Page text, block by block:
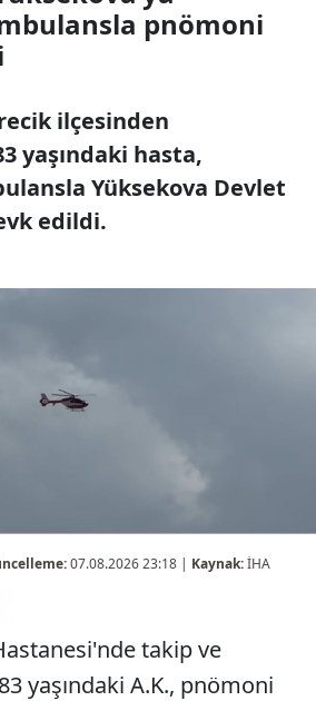
pnömoni
ilçesinden
yaşındaki hasta,
Yüksekova Devlet
edildi.
07.08.2026 23:18 | Kaynak:İHA
takip ve
yaşındaki A.K., pnömoni